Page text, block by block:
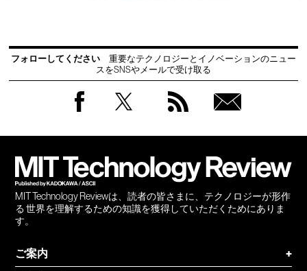
フォローしてください
重要なテクノロジーとイノベーションのニュー
スをSNSやメールで受け取る
MIT Technology Reviewは、読者の皆さまに、テクノロジーが形作
る 世界を理解するための知識を獲得していただくためにありま
す。
ご案内
+